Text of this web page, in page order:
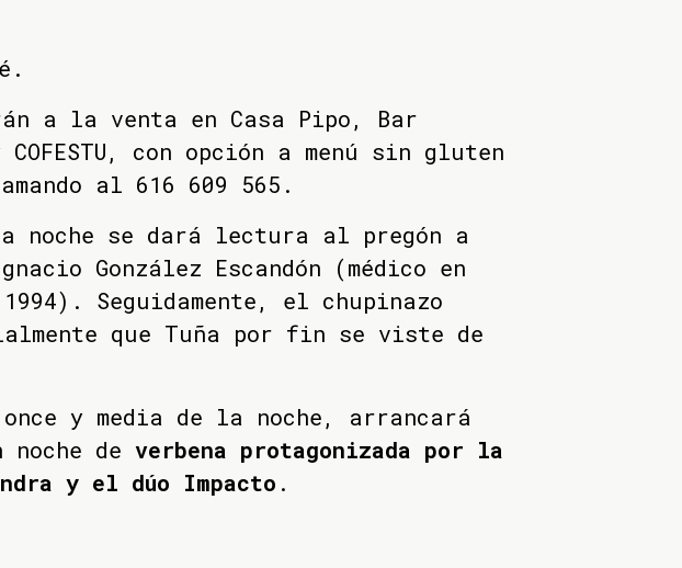
a la venta en Casa Pipo, Bar
con opción a menú sin gluten
al 616 609 565.
noche se dará lectura al pregón a
González Escandón (médico en
Seguidamente, el chupinazo
que Tuña por fin se viste de
y media de la noche, arrancará
de verbena protagonizada por la
y el dúo Impacto .